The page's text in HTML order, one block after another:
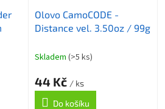
Olovo CamoCODE -
Distance vel. 3.50oz / 99g
Skladem (>5 ks)
44 Kč / ks
Do košíku